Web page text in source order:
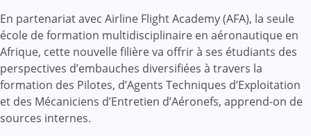
En partenariat avec Airline Flight Academy (AFA), la seule
école de formation multidisciplinaire en aéronautique en
Afrique, cette nouvelle filière va offrir à ses étudiants des
perspectives d’embauches diversifiées à travers la
formation des Pilotes, d’Agents Techniques d’Exploitation
et des Mécaniciens d’Entretien d’Aéronefs, apprend-on de
sources internes.